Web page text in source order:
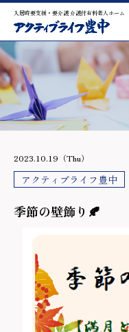
入居時要支援・要介護 介護付有料老人ホーム
2023.10.19（Thu）
アクティブライフ豊中
季節の壁飾り🍂